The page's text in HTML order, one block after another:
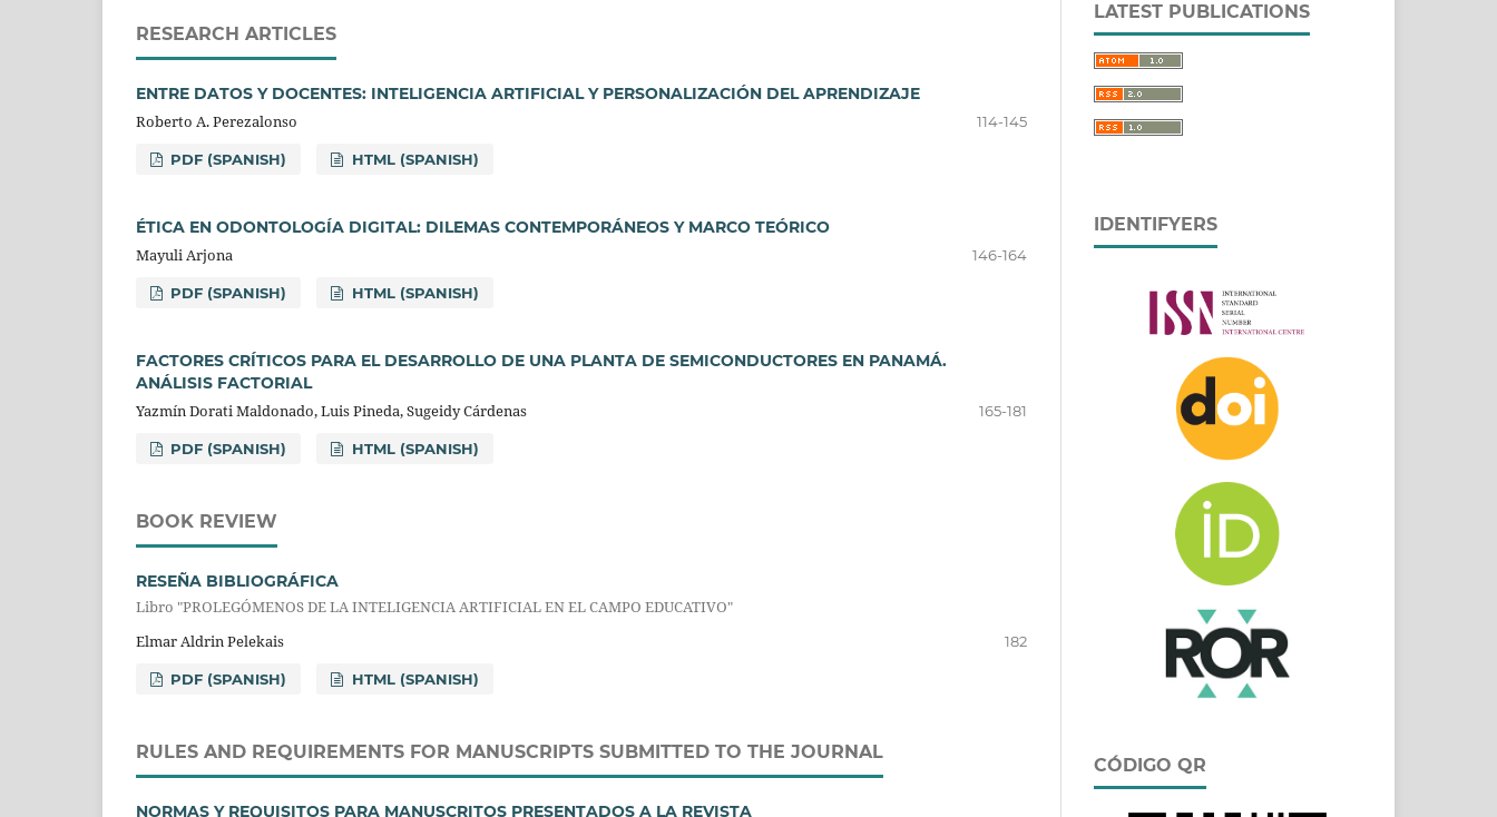
RESEARCH ARTICLES
ENTRE DATOS Y DOCENTES: INTELIGENCIA ARTIFICIAL Y PERSONALIZACIÓN DEL APRENDIZAJE
Roberto A. Perezalonso
114-145
PDF (SPANISH) HTML (SPANISH)
ÉTICA EN ODONTOLOGÍA DIGITAL: DILEMAS CONTEMPORÁNEOS Y MARCO TEÓRICO
Mayuli Arjona
146-164
PDF (SPANISH) HTML (SPANISH)
FACTORES CRÍTICOS PARA EL DESARROLLO DE UNA PLANTA DE SEMICONDUCTORES EN PANAMÁ.
ANÁLISIS FACTORIAL
Yazmín Dorati Maldonado, Luis Pineda, Sugeidy Cárdenas
165-181
PDF (SPANISH) HTML (SPANISH)
BOOK REVIEW
RESEÑA BIBLIOGRÁFICA
Libro "PROLEGÓMENOS DE LA INTELIGENCIA ARTIFICIAL EN EL CAMPO EDUCATIVO"
Elmar Aldrin Pelekais
182
PDF (SPANISH) HTML (SPANISH)
RULES AND REQUIREMENTS FOR MANUSCRIPTS SUBMITTED TO THE JOURNAL
NORMAS Y REQUISITOS PARA MANUSCRITOS PRESENTADOS A LA REVISTA
LATEST PUBLICATIONS
IDENTIFYERS
CÓDIGO QR